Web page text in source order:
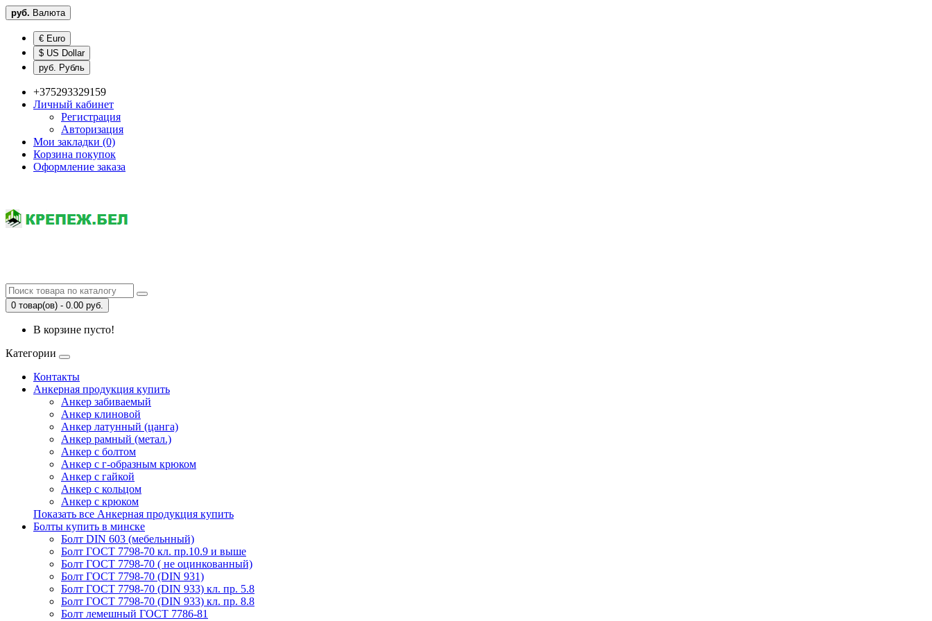
руб. Валюта
€ Euro
$ US Dollar
руб. Рубль
+375293329159
Личный кабинет
Регистрация
Авторизация
Мои закладки (0)
Корзина покупок
Оформление заказа
0 товар(ов) - 0.00 руб.
В корзине пусто!
Категории
Контакты
Анкерная продукция купить
Анкер забиваемый
Анкер клиновой
Анкер латунный (цанга)
Анкер рамный (метал.)
Анкер с болтом
Анкер с г-образным крюком
Анкер с гайкой
Анкер с кольцом
Анкер с крюком
Показать все Анкерная продукция купить
Болты купить в минске
Болт DIN 603 (мебельнный)
Болт ГОСТ 7798-70 кл. пр.10.9 и выше
Болт ГОСТ 7798-70 ( не оцинкованный)
Болт ГОСТ 7798-70 (DIN 931)
Болт ГОСТ 7798-70 (DIN 933) кл. пр. 5.8
Болт ГОСТ 7798-70 (DIN 933) кл. пр. 8.8
Болт лемешный ГОСТ 7786-81